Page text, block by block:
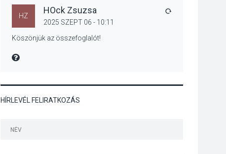
kullancsok
Esztergomban
HZ
HOck Zsuzsa
2025 SZEPT 06 - 10:11
Köszönjük az összefoglalót!
MIRE MONDTA
HÍRLEVÉL FELIRATKOZÁS